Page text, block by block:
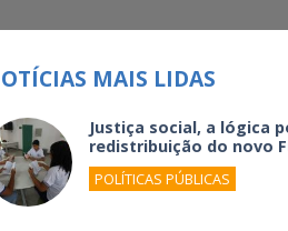
MAIS LIDAS
Justiça social, a lógica
redistribuição do novo
POLÍTICAS PÚBLICAS